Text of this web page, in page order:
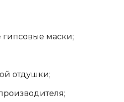
гипсовые маски;
отдушки;